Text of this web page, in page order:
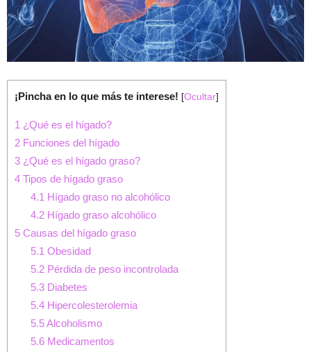
¡Pincha en lo que más te interese! [Ocultar]
1 ¿Qué es el hígado?
2 Funciones del hígado
3 ¿Qué es el hígado graso?
4 Tipos de hígado graso
4.1 Hígado graso no alcohólico
4.2Hígado graso alcohólico
5 Causas del hígado graso
5.1 Obesidad
5.2Pérdida de peso incontrolada
5.3Diabetes
5.4Hipercolesterolemia
5.5Alcoholismo
5.6Medicamentos